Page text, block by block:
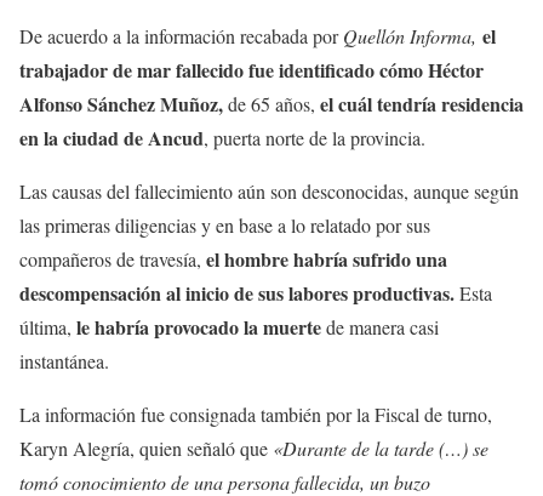
De acuerdo a la información recabada porQuellón Informa, el
trabajador de mar fallecido fue identificado cómo Héctor
Alfonso Sánchez Muñoz,de 65 años, el cuál tendría residencia
en la ciudad de Ancud, puerta norte de la provincia.
Las causas del fallecimiento aún son desconocidas, aunque según
las primeras diligencias y en base a lo relatado por sus
compañeros de travesía, el hombrehabría sufrido una
descompensación al inicio de sus labores productivas.Esta
última, le habría provocado la muertede manera casi
instantánea.
La información fue consignada también por la Fiscal de turno,
Karyn Alegría, quien señaló que «Durante de la tarde (…) se
tomó conocimiento de una persona fallecida, un buzo